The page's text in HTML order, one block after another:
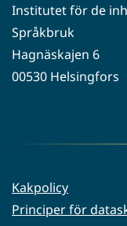
palveluun)
Institutet för de
Språkbruk
Hagnäskajen 6
00530 Helsingfors
Kakpolicy
Principer för